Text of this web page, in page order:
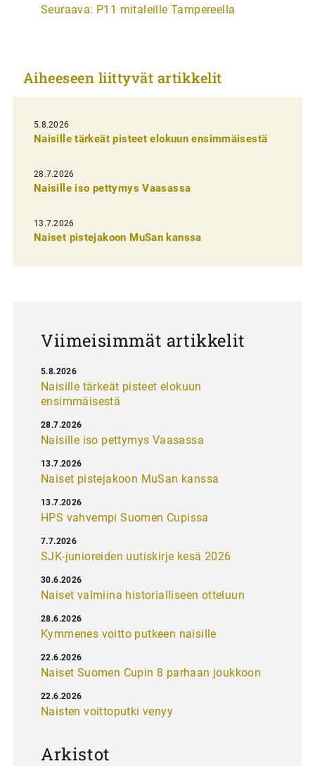
t
k
e
l
i
e
n
e
Seuraava: P11 mitaleille Tampereella
Aiheeseen liittyvät artikkelit
5.8.2026
Naisille tärkeät pisteet elokuun ensimmäisestä
28.7.2026
Naisille iso pettymys Vaasassa
13.7.2026
Naiset pistejakoon MuSan kanssa
Viimeisimmät artikkelit
Naisille tärkeät pisteet elokuun
ensimmäisestä
5.8.2026
Naisille iso pettymys Vaasassa
28.7.2026
Naiset pistejakoon MuSan kanssa
13.7.2026
HPS vahvempi Suomen Cupissa
13.7.2026
SJK-junioreiden uutiskirje kesä 2026
7.7.2026
Naiset valmiina historialliseen otteluun
30.6.2026
Kymmenes voitto putkeen naisille
28.6.2026
Naiset Suomen Cupin 8 parhaan joukkoon
22.6.2026
Naisten voittoputki venyy
22.6.2026
Arkistot